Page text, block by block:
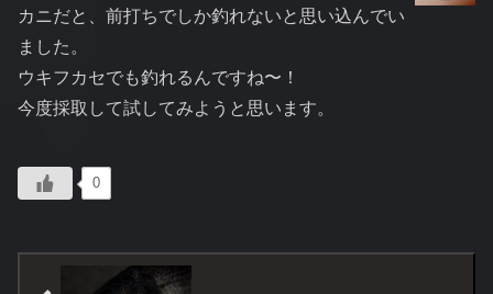
カニだと、前打ちでしか釣れないと思い込んでい
ました。
ウキフカセでも釣れるんですね〜！
今度採取して試してみようと思います。
0